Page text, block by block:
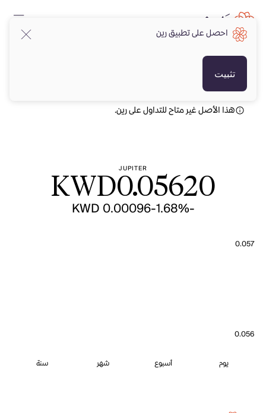
هذا الأصل غير متاح للتداول على رين.
JUPITER
KWD0.05620
-1.68%
-KWD 0.00096
0.057
0.056
يوم أسبوع شهر سنة
احصل على تطبيق رين
تثبيت